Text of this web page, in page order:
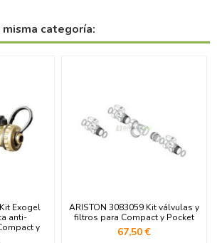
categoría:
Exogel
anti-
y
ARISTON 3083059 Kit válvulas y
filtros para Compact y Pocket
67,50 €